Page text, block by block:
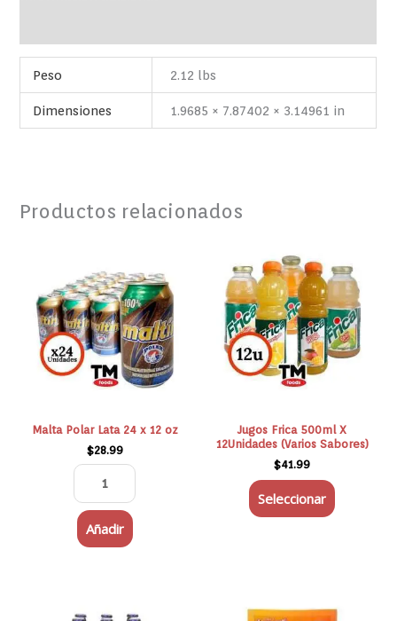
Peso 2.12 lbs
Dimensiones 1.9685 × 7.87402 × 3.14961 in
Productos relacionados
Malta Polar Lata 24 x 12 oz
$28.99
Lata
24
x
12
oz
cantidad
Añadir
Jugos Frica 500ml X
12Unidades (Varios Sabores)
$41.99
Seleccionar
producto
tiene
múltiples
variantes.
Las
opciones
elegir
en
página
Durazno